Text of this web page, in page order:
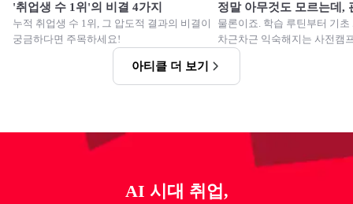
'취업생 수 1위'의 비결 4가지
누적 취업생 수 1위, 그 압도적 결과의 비결이
궁금하다면 주목하세요!
정말 아무것도 모르는데,
물론이죠. 학습 루틴부터 기초
차근차근 익숙해지는 사전캠
아티클 더 보기
AI 시대 취업,